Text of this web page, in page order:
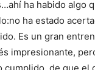
ha habido algo
ha estado
Es un gran
impresionante,